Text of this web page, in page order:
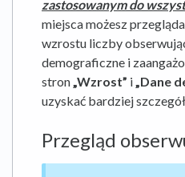
zastosowanym do
miejsca możesz
wzrostu liczby
demograficzne i
stron„Wzrost” i„Dane
uzyskać bardziej
Przegląd